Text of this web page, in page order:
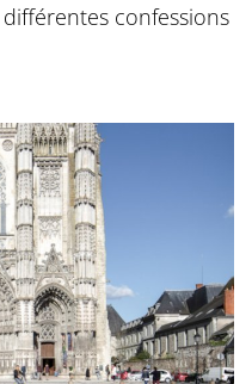
confessions